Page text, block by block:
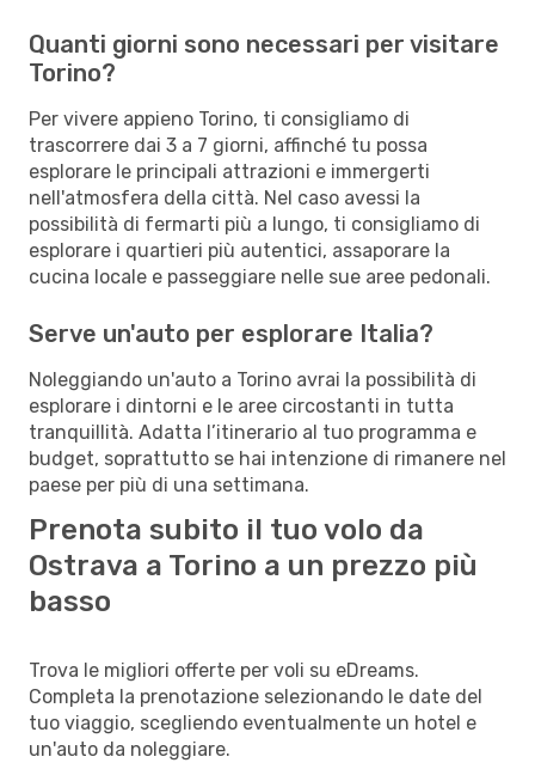
Quanti giorni sono necessari per visitare
Torino?
Per vivere appieno Torino, ti consigliamo di
trascorrere dai 3 a 7 giorni, affinché tu possa
esplorare le principali attrazioni e immergerti
nell'atmosfera della città. Nel caso avessi la
possibilità di fermarti più a lungo, ti consigliamo di
esplorare i quartieri più autentici, assaporare la
cucina locale e passeggiare nelle sue aree pedonali.
Serve un'auto per esplorare Italia?
Noleggiando un'auto a Torino avrai la possibilità di
esplorare i dintorni e le aree circostanti in tutta
tranquillità. Adatta l’itinerario al tuo programma e
budget, soprattutto se hai intenzione di rimanere nel
paese per più di una settimana.
Prenota subito il tuo volo da
Ostrava a Torino a un prezzo più
basso
Trova le migliori offerte per voli su eDreams.
Completa la prenotazione selezionando le date del
tuo viaggio, scegliendo eventualmente un hotel e
un'auto da noleggiare.